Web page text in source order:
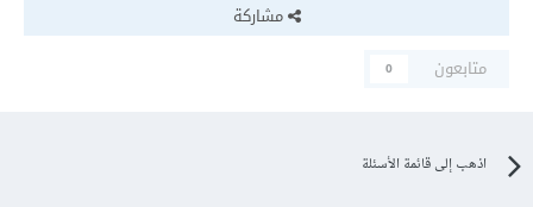
مشاركة
متابعون
0
اذهب إلى قائمة الأسئلة